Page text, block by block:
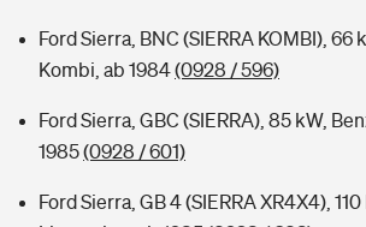
Ford Sierra, BNC (SIERRA KOMBI), 66
Kombi, ab 1984(0928 / 596)
Ford Sierra, GBC (SIERRA), 85 kW,
1985(0928 / 601)
Ford Sierra, GB 4 (SIERRA XR4X4), 110